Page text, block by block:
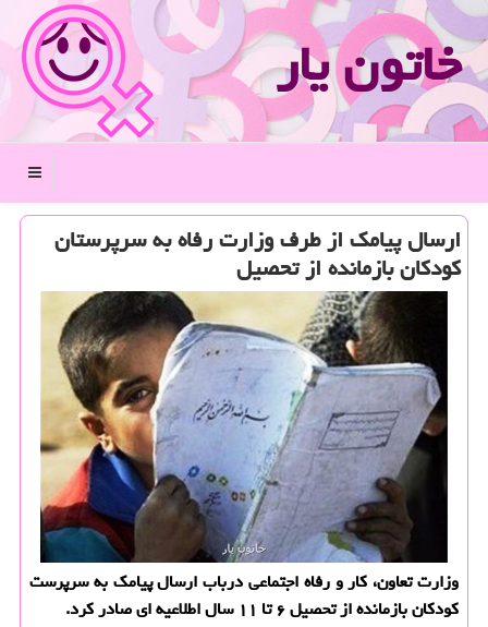
خاتون یار
منو
ارسال پیامك از طرف وزارت رفاه به سرپرستان
كودكان بازمانده از تحصیل
وزارت تعاون، كار و رفاه اجتماعی درباب ارسال پیامك به سرپرست
كودكان بازمانده از تحصیل ۶ تا ۱۱ سال اطلاعیه ای صادر كرد.